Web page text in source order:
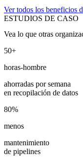
Ver todos los beneficios
ESTUDIOS DE CASO
Vea lo que otras
50+
horas-hombre
ahorradas por semana
en recopilación de datos
80%
menos
mantenimiento
de pipelines